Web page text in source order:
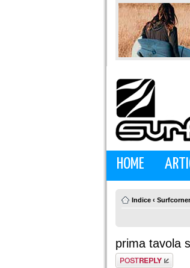
HOME
Indice ‹
prima tavola
Rispondi al
messaggio